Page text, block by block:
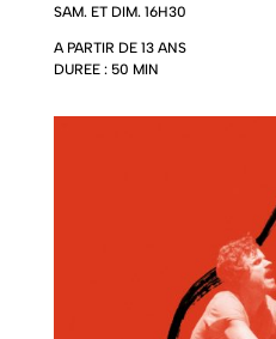
SAM. ET DIM. 16H30
A PARTIR DE 13 ANS
DUREE : 50 MIN